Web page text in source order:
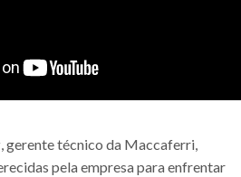
, gerente técnico da Maccaferri,
pela empresa para enfrentar